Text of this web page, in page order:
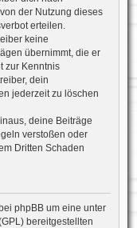
der Nutzung dieses
erteilen.
keine
übernimmt, die er
zur Kenntnis
dein
jederzeit zu löschen
deine Beiträge
verstoßen oder
Dritten Schaden
phpBB um eine unter
bereitgestellten